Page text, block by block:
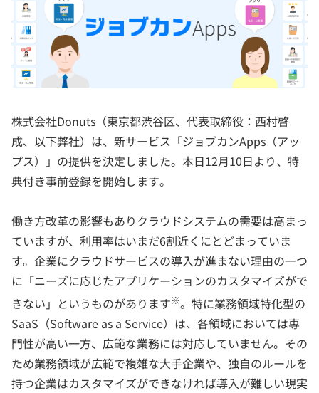
株式会社Donuts（東京都渋谷区、代表取締役：西村啓
成、以下弊社）は、新サービス「ジョブカンApps（アッ
プス）」の提供を決定しました。本日12月10日より、特
典付き事前登録を開始します。
働き方改革の影響もありクラウドシステムの需要は高まっ
ていますが、利用率はいまだ6割近くにとどまっていま
す。企業にクラウドサービスの導入が進まない理由の一つ
に「ニーズに応じたアプリケーションのカスタマイズがで
きない」というものがあります※。特に業務領域特化型の
SaaS（Software as a Service）は、各領域においては専
門性が高い一方、広範な業務には対応していません。その
ため業務領域が広範で複雑な大手企業や、独自のルールを
持つ企業はカスタマイズができなければ導入が難しい現実